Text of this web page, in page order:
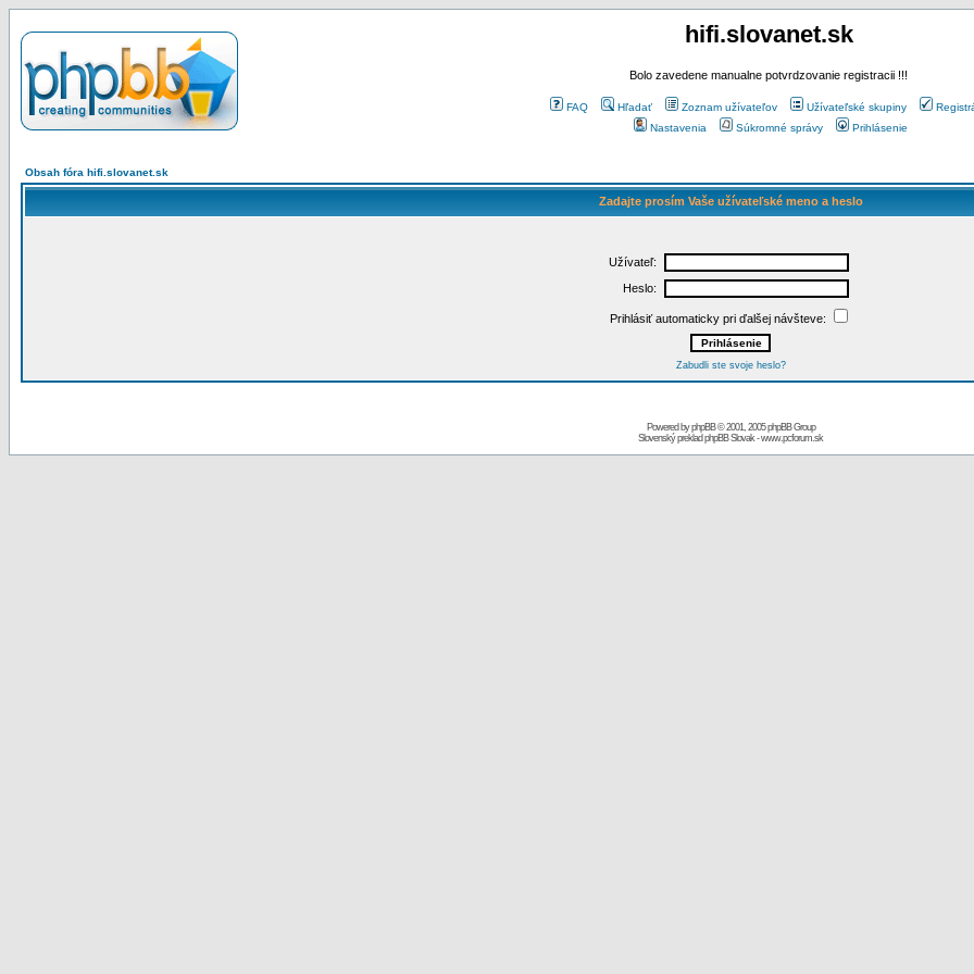
hifi.slovanet.sk
Bolo zavedene manualne potvrdzovanie registracii !!!
FAQ Hľadať Zoznam užívateľov Užívateľské skupiny
Nastavenia
Súkromné správy Prihlásenie
Obsah fóra hifi.slovanet.sk
Zadajte prosím Vaše užívateľské meno a heslo
Užívateľ:
Heslo:
Prihlásiť automaticky pri ďalšej návšteve:
Zabudli ste svoje heslo?
Powered byphpBB© 2001, 2005 phpBB Group
Slovenský preklad phpBB Slovak-www.pcforum.sk